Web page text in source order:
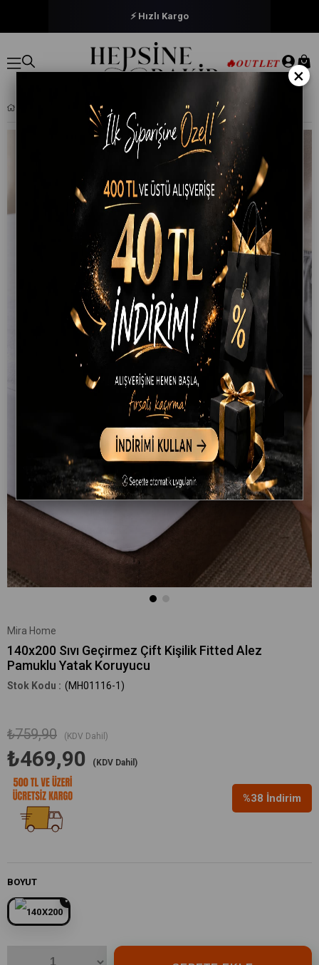
🔒 Güvenli Ödeme
🔥OUTLET
Mira Home
140x200 Sıvı Geçirmez Çift Kişilik Fitted Alez
Pamuklu Yatak Koruyucu
(MH01116-1)
%38 İndirim
₺759,90 (KDV Dahil)
₺469,90 (KDV Dahil)
BOYUT
×